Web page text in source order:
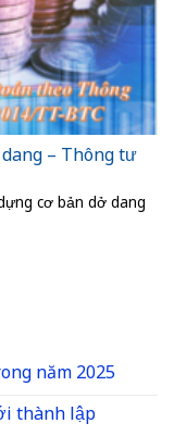
– Thông tư
cơ bản dở dang
năm 2025
thành lập